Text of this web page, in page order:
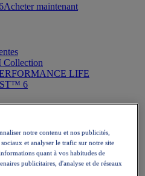
Acheter maintenant
LIFE
6
notre contenu et nos publicités,
et analyser le trafic sur notre site
quant à vos habitudes de
publicitaires, d'analyse et de réseaux